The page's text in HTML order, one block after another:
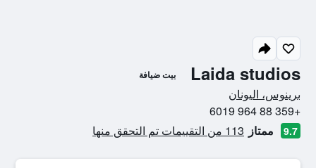
Laida studios بيت ضيافة
برينوس، اليونان
+359 88 964 6019
9.7 ممتاز 113 من التقييمات تم التحقق منها